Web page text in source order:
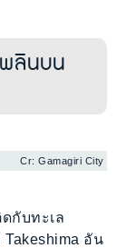
ลินบน
Cr: Gamagiri City
กับทะเล
อัน